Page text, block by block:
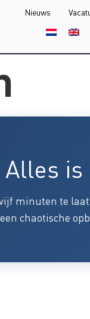
Nieuws
is
minuten te
chaotische